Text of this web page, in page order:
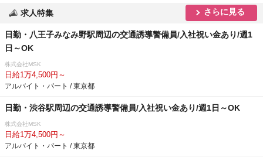
求人特集 さらに見る
日勤・八王子みなみ野駅周辺の交通誘導警備員/入社祝い金あり/週1
日～OK
株式会社MSK
日給1万4,500円～
アルバイト・パート / 東京都
日勤・渋谷駅周辺の交通誘導警備員/入社祝い金あり/週1日～OK
株式会社MSK
日給1万4,500円～
アルバイト・パート / 東京都